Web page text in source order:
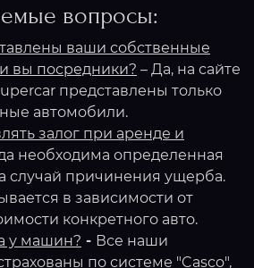
вопросы:
ваши собственные
вы посредники? – Да, на сайте
представлены только
автомобили.
залог при аренде и
необходима определенная
случай причинения ущерба.
в зависимости от
конкретного авто.
у машин? - Все наши
по системе "Casco",